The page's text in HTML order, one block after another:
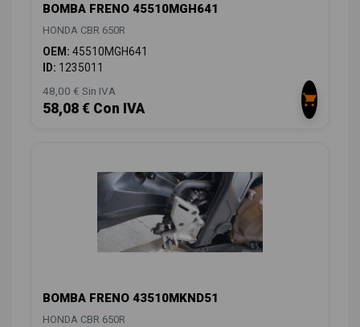
BOMBA FRENO 45510MGH641
HONDA CBR 650R
OEM: 45510MGH641
ID: 1235011
48,00 € Sin IVA
58,08 € Con IVA
BOMBA FRENO 43510MKND51
HONDA CBR 650R